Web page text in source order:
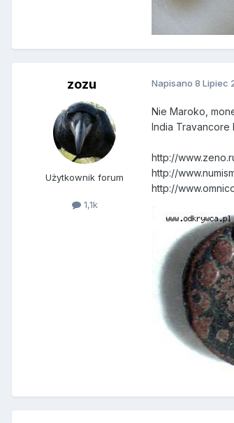
zozu
Użytkownik forum
1,1k
Napisano 8 Lipiec
Nie Maroko,
India Travancore
http://
http://
http://